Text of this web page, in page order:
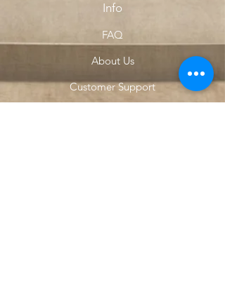
Info
FAQ
About Us
Customer Support